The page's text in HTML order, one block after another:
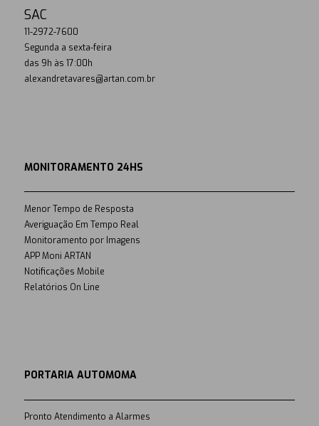
SAC
11-2972-7600
Segunda a sexta-feira
das 9h às 17:00h
alexandretavares@artan.com.br
MONITORAMENTO 24HS
Menor Tempo de Resposta
Averiguação Em Tempo Real
Monitoramento por Imagens
APP Moni ARTAN
Notificações Mobile
Relatórios On Line
PORTARIA AUTOMOMA
Pronto Atendimento a Alarmes